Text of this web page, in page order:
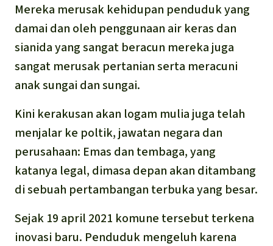
Mereka merusak kehidupan penduduk yang
damai dan oleh penggunaan air keras dan
sianida yang sangat beracun mereka juga
sangat merusak pertanian serta meracuni
anak sungai dan sungai.
Kini kerakusan akan logam mulia juga telah
menjalar ke poltik, jawatan negara dan
perusahaan: Emas dan tembaga, yang
katanya legal, dimasa depan akan ditambang
di sebuah pertambangan terbuka yang besar.
Sejak 19 april 2021 komune tersebut terkena
inovasi baru. Penduduk mengeluh karena